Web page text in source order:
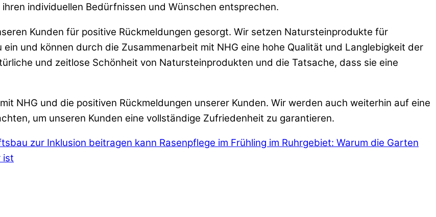
individuellen Bedürfnissen und Wünschen entsprechen.
Kunden für positive Rückmeldungen gesorgt. Wir setzen Natursteinprodukte für
und können durch die Zusammenarbeit mit NHG eine hohe Qualität und Langlebigkeit der
und zeitlose Schönheit von Natursteinprodukten und die Tatsache, dass sie eine
NHG und die positiven Rückmeldungen unserer Kunden. Wir werden auch weiterhin auf eine
um unseren Kunden eine vollständige Zufriedenheit zu garantieren.
zur Inklusion beitragen kann Rasenpflege im Frühling im Ruhrgebiet: Warum die Garten
ist